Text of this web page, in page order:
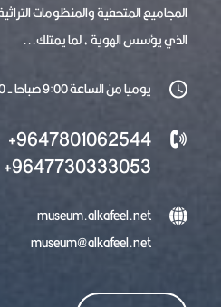
المجاميع المتحفية والمنظومات
الذي يؤسس الهوية ، لما يمتلك...
يوميا من الساعة 9:00 صباحا - 8:30 مساءا
9647801062544+
9647730333053+
museum.alkafeel.net
museum@alkafeel.net